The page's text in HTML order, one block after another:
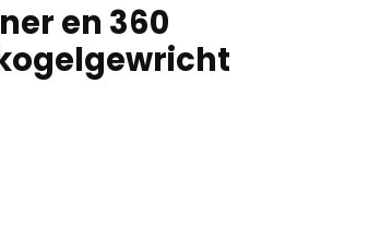
en 360